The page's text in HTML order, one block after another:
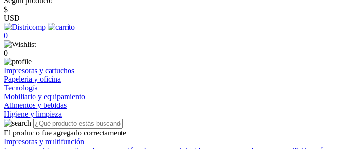
$
USD
0
0
Impresoras y cartuchos
Papeleria y oficina
Tecnología
Mobiliario y equipamiento
Alimentos y bebidas
Higiene y limpieza
El producto fue agregado correctamente
Impresoras y multifunción